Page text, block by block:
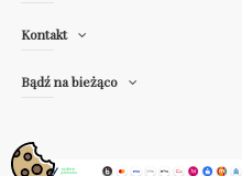
Kontakt
Bądź na bieżąco